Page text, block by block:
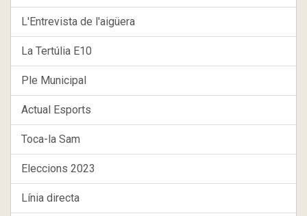
L'Entrevista de l'aigüera
La Tertúlia E10
Ple Municipal
Actual Esports
Toca-la Sam
Eleccions 2023
Línia directa